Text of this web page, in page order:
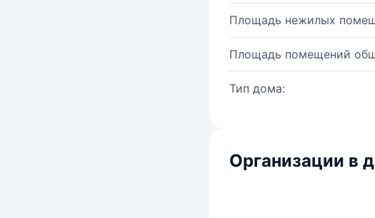
Площадь нежилых
Площадь помещений
Тип дома:
Организации в